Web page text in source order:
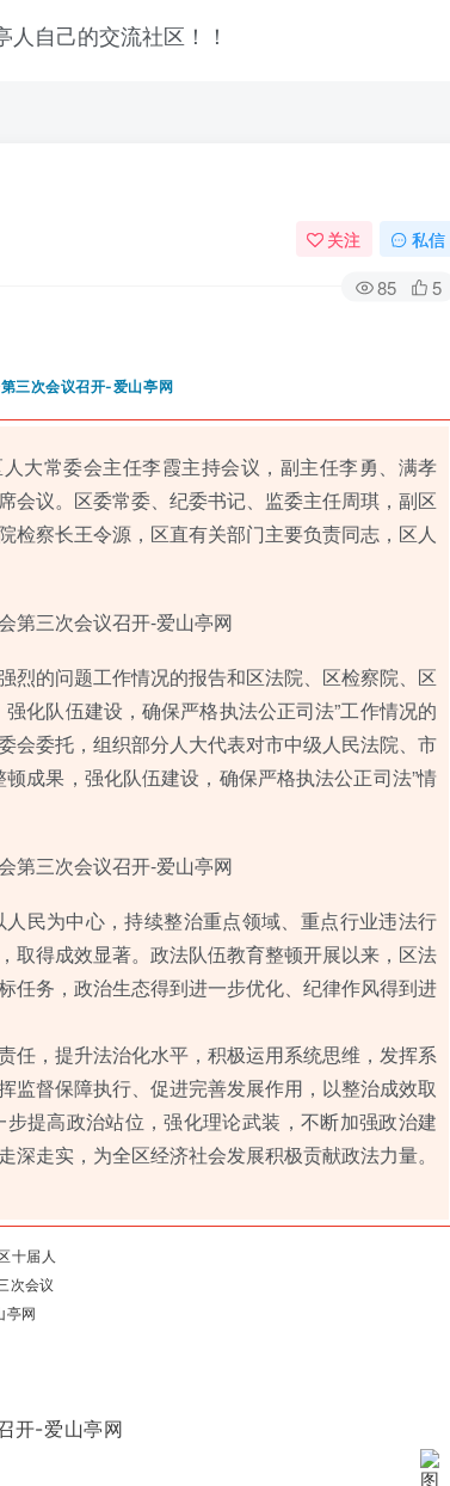
关注 私信
85 5
大常委会主任李霞主持会议，副主任李勇、满孝
会议。区委常委、纪委书记、监委主任周琪，副区
检察长王令源，区直有关部门主要负责同志，区人
烈的问题工作情况的报告和区法院、区检察院、区
化队伍建设，确保严格执法公正司法”工作情况的
会委托，组织部分人大代表对市中级人民法院、市
成果，强化队伍建设，确保严格执法公正司法”情
民为中心，持续整治重点领域、重点行业违法行
取得成效显著。政法队伍教育整顿开展以来，区法
任务，政治生态得到进一步优化、纪律作风得到进
任，提升法治化水平，积极运用系统思维，发挥系
监督保障执行、促进完善发展作用，以整治成效取
提高政治站位，强化理论武装，不断加强政治建
走实，为全区经济社会发展积极贡献政法力量。